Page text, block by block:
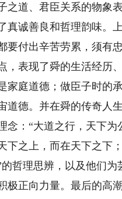
之道、君臣关系的物象
真诚善良和哲理韵味。
要付出辛苦劳累，须有
表现了舜的生活经历
家庭道德；做臣子时的
道德。并在舜的传奇人
：“大道之行，天下为
下之上，而在天下之下
哲理思辨，以及他们
极正向力量。最后的高